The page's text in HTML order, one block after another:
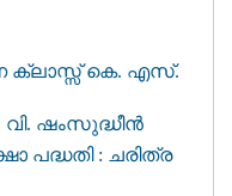
ക്ലാസ്സ് കെ. എസ്.
ഷംസുദ്ധീന്‍
പദ്ധതി : ചരിത്ര